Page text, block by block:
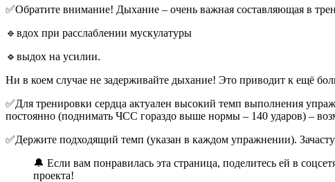
✅Обратите внимание! Дыхание – очень важная составляющая в
🔹вдох при расслаблении мускулатуры
🔹выдох на усилии.
Ни в коем случае не задерживайте дыхание! Это приводит к ещё
✅Для тренировки сердца актуален высокий темп выполнения
постоянно (поднимать ЧСС гораздо выше нормы – 140 ударов) –
✅Держите подходящий темп (указан в каждом упражнении).
🔔 Если вам понравилась эта страница, поделитесь ей в
проекта!